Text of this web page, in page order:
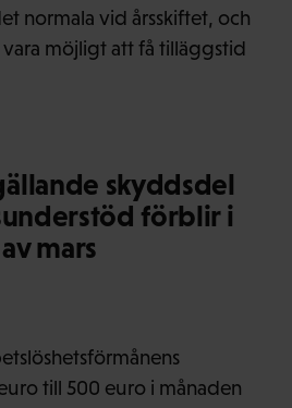
normala vid årsskiftet, och
möjligt att få tilläggstid
skyddsdel
förblir i
mars
till 500 euro i månaden